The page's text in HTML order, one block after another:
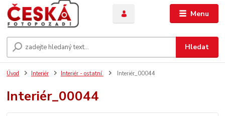
Menu
Hledat
Úvod Interiér Interiér - ostatní Interiér_00044
Interiér_00044